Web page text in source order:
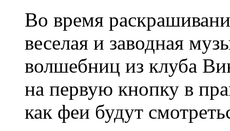
Во время
веселая и заводная
волшебниц из клуба
на первую кнопку в
как феи будут